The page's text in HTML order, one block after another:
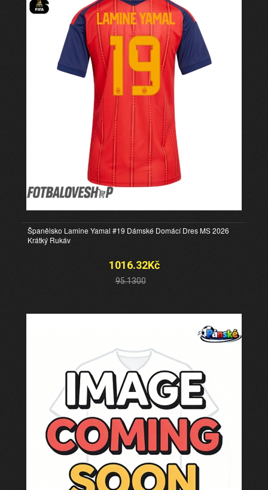
Španělsko Lamine Yamal #19 Dámské Domácí Dres MS 2026
Krátký Rukáv
1016.32Kč
95.1300